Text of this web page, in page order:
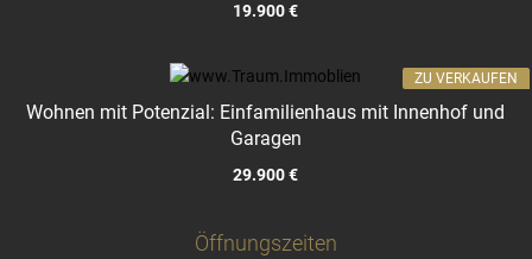
19.900 €
Wohnen mit Potenzial: Einfamilienhaus mit Innenhof und
Garagen
29.900 €
ZU VERKAUFEN
Öffnungszeiten